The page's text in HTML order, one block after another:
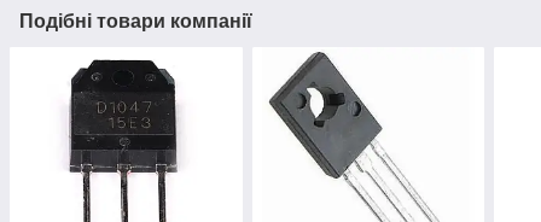
Подібні товари компанії